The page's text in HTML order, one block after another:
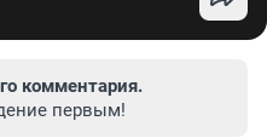
комментария.
первым!